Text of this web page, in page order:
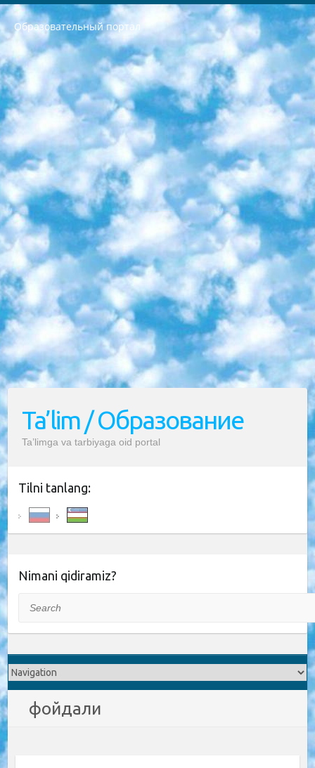
Образовательный портал
РЕСПУБЛИКА УЗБЕКИСТАН МИНИСТРЕРСТВО ДОШКОЛЬНОГО И ШКОЛЬНОГО ОБРАЗОВАНИЯ КОМАНДА в общеобразовательных учреждениях в 2023-2024 учебном году организация и проведение итоговой государственной аттестации обучающихся о Министра дошкольного и школьного образования Республики Узбекистан от 4 марта 2008 года (постановлением Минюста от 20 марта 2008 года № 1778 государственной регистрации) «Итоговое состояние учащихся общего среднего образования на основании положения об утверждении положения об аттестации общего среднего образования выпускной экзамен студентов в образовательных учреждениях в 2023-2024 учебном году В целях организации и прохождения аттестации приказываю: 1. Следующее: перечень предметов, по которым будет проводиться итоговая государственная аттестация и экзамен формы перевода согласно приложению 1; сертификаты международного образца, оценивающие уровень владения иностранными языками перечень согласно приложению 2; 2. Педагогический при специализированных образовательных учреждениях. научно-практический центр квалификации и международной оценки (Д.Давидова) 2024 г. До 25 марта: задания по предметам, по которым будет проводиться итоговая аттестация разработка и утверждение технических условий; итоговая аттестация на основании разработанного предметного задания разработка вопросов по предметам (устно и письменно), экзамен передача; общеобразовательные средние школы и специальные учебные заведения учащиеся выпускных классов школ и интернатов в агентской системе подготовка базы данных экзаменационных материалов и критериев оценки; перевод базы экзаменационных материалов на все языки обучения подать в Республиканский образовательный центр для изготовления; варианты экзаменов на основе разработанных контрольных материалов пусть будут поставлены задачи формирования. 3. Республиканский образовательный центр (Ш.Худайкулов) до 5 апреля 2024 года. до: база данных предоставленных экзаменационных материалов на все языки обучения перевод и экспертиза; для слепых, слабовидящих, глухих, слабослышащих и умственно отсталых детей учащиеся выпускных классов специализированных школ и школ-интернатов база данных экзаменационных материалов на всех преподаваемых языках подготовка критериев оценки; специализированные школы для умственно отсталых детей и технологии для учащихся выпускных классов школ-интернатов разработка соответствующих рекомендаций и критериев проведения ЕГЭ по естествознанию давать задания. 4. Педагогический при специализированных образовательных учреждениях. Научно-практический центр навыков и международной оценки (Д.Давидова), Республика образовательный центр (Худайкулов Ш.) итоговый государственный аттестационный экзамен ориентирован на творческое и логическое мышление при подготовке базы материалов учитывать введение заданий. 5. Следует отметить, что: сертификат государственного образца о знании общеобразовательного предмета и как минимум национальный уровень B1 по предметам на иностранных языках, указанным в Приложении 2. или международно признанный сертификат эквивалентного уровня студенты, изучающие определенный предмет, освобождаются от экзамена; по соответствующим предметам запланирована итоговая государственная аттестация за день до дня, путем жеребьевки Рабочей группой (в письменной форме по предметам, проводимым в форме) из числа сформированных вариантов выбрано 2 варианта; 2 выбранных варианта экзамена анонсированы на официальном сайте министерства и все выпускники по всей стране на основе этих вариантов проводит итоговую государственную аттестацию. 6. Государственное образование учащихся средних общеобразовательных учреждений. знания в соответствии с квалификационными требованиями, которые необходимо приобрести на основании стандартов итоговый (выпускной) контроль для 9 и 11 классов в целях тестирования Экзамены (далее – экзамены) состоят из предметов, перечисленных в приложении 1. будет сделано. 7. Экзамены пройдут с 26 мая по 15 июня 2024 г. (кроме науки физического воспитания). 8. Физическая для учащихся 9 классов общесредних образовательных учреждений. Экзамены по предмету «Образование, квалификация медицина» 1-6 мая 2024 года. сотрудники перевести под присмотр (с отклонениями в физическом или умственном развитии) специализированная школа для детей, школы-интернаты и со сколиозом школы-интернаты санаторного типа для больных детей исключены). 9. Он был слепым, слабовидящим и имел нарушения опорно-двигательного аппарата. экзамены в специализированных школах и интернатах для детей должны проводиться исходя из требований, предъявляемых к общеобразовательным учреждениям (физкультура кроме науки). 10. Специализированная школа для глухих и слабослышащих детей. и экзамены в интернатах и быть реализован в виде письменного теста по математике. 11. Специальность для умственно отсталых детей. Для 9 класса Родной язык и литературное письмо Государственный язык (язык обучения – узбекский). для неклассов) написано Математическое письмо Письменная/устная история Узбекистана Физическое воспитание практично Итоговый контроль Для 11 класса Написание родного языка и литературы (эссе) Математическое письмо Узбекский язык (обучение на узбекском языке) не посещающее общее среднее образование для учреждений)/Образовательное учреждение выбор письменный и устный Иностранный язык письменный/устный Письменная/устная история Узбекистана *По выбору студента:  Химия  Физика  Основы государственного права  География 10 бесплатных образовательных ресурсов - Мы составили подборку онлайн-проектов с интерактивными упражнениями, видеолекциями и статьями. Они помогут вам обрести новые и освежить старые знания бесплатно. 1. «ИНТУИТ» Старейшая образовательная площадка Рунета. Здесь вы найдёте сотни текстовых и видеокурсов на десятки различных тем — от программирования до психологии. Многие курсы подготовлены российскими университетами и крупными международными компаниями вроде Intel и Microsoft. Самостоятельное обучение бесплатное, но желающие могут оплатить услуги персональных наставников. 2. «Смартия» знакомит с актуальными профессиями и подсказывает, как им обучаться. Выбрав заинтересовавшую вас специальность — SMM-специалист, фотограф, веб-дизайнер или другую, — увидите список необходимых для неё умений. Чтобы вы могли освоить их самостоятельно, для каждого умения площадка отображает подборку ссылок на учебные материалы. Хотя «Смартия» ориентируется на русскоязычную аудиторию, часть контента всё же доступна только на английском. 3. «Лекторий Физтеха» Проект Московского физико-технического института (Физтеха). С его помощью вы можете смотреть онлайн серии лекций, записанные на видео в этом вузе. В числе доступных предметов — физика, биология, химия, информационные технологии и другие. К некоторым лекциям администрация ресурса прилагает готовые конспекты, которые можно скачивать в PDF-формате. 4. ITMOcourses Онлайн-площадка Санкт-Петербургского национального исследовательского университета информационных технологий, механики и оптики (ИТМО). Ресурс предоставляет свободный доступ к курсам, разработанным в этом вузе. Каталог материалов разбит на четыре категории: «Оптические системы и технологии», «Приборостроение и робототехника», «Информационные технологии» и «Биотехнологии». Курсы состоят из видеолекций, интерактивных демонстраций и заданий. 5. «КиберЛенинка» Электронная научная библиотека открытого доступа. Каталог площадки регулярно обрастает текстами статей из различных научных изданий. Сгруппированные по журналам и рубрикам публикации можно читать онлайн или скачивать целиком в PDF-формате. Проект нацелен на популяризацию науки за счёт открытого доступа к качественной информации. 6. «ПостНаука» На этом ресурсе публикуют подборки видеолекций, составленные экспертами из разных отраслей и объединённые общими темами. Среди них, к примеру, есть серии «Биоинформатика и геномика», «Культура средневековой Скандинавии» и Cinema Studies о теории кино. Каждая подборка лекций — логически связанная история, рассказанная экспертом от первого лица. Кроме того, на сайте появляются научно-образовательные статьи и тесты на разные темы. 7. «Newочём» Команда проекта «Newочём» отбирает самые интересные тексты из англоязычных СМИ и переводит те из них, за которые голосуют участники сообщества «ВКонтакте». По большей части это научно-популярные статьи. Редакторы придумывают лишь заголовки, в остальном содержание переводов соответствует оригиналам. Полные тексты можно читать прямо в социальной сети. 8. InternetUrok Онлайн-база материалов по основным дисциплинам школьной программы. Информация на сайте структурирована по классам, предметам и темам (урокам). Каждый урок состоит из видеолекций и конспектов. Есть также интерактивные тренажёры и тесты для закрепления пройденного материала. Даже если вы давно окончили школу, возможность повторить программу старших классов всегда может пригодиться. 9. Edutainme Ещё один ресурс об образовании. В отличие от Newtonew, как мне кажется, Edutainme больше ориентируется на представителей индустрии: педагогов, предпринимателей, разработчиков образовательных проектов. Но и любой, кто просто стремится к саморазвитию, найдёт на сайте много полезного и интересного для себя. Например, информацию о новых курсах и образовательных сервисах. 10. Newtonew Онлайн-медиа об образовании и обучении в широком смысле. Авторы Newtonew пишут об инструментах, заведениях, тактиках и стратегиях, которые помогают учить других и получать новые знания самостоятельно. На этой площадке вы найдёте новости, обзоры, аналитические мат
Ta’lim / Образование
Ta’limga va tarbiyaga oid portal
Tilni tanlang:
Nimani qidiramiz?
фойдали